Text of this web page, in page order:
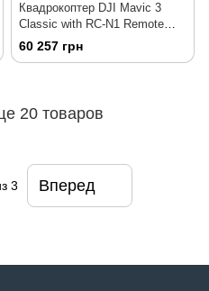
Квадрокоптер DJI Mavic 3
Classic with RC-N1 Remote
(CP.MA.00000596.01,
CP.MA.00000597.01)
60 257 грн
20 товаров
3 Вперед